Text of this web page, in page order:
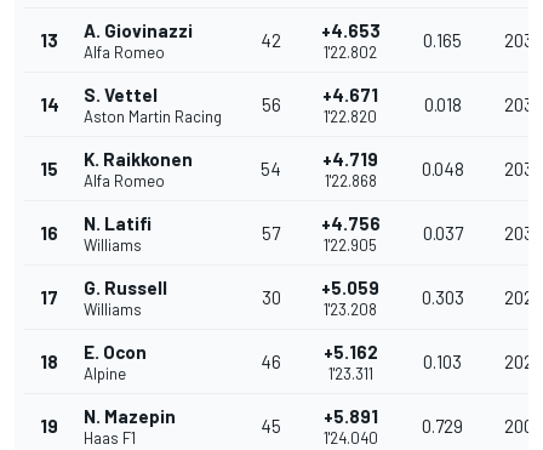
13 A. Giovinazzi
Alfa Romeo
42 +4.653
1'22.802
0.165
14 S. Vettel
Aston Martin Racing
56 +4.671
1'22.820
0.018
15 K. Raikkonen
Alfa Romeo
54 +4.719
1'22.868
0.048
16 N. Latifi
Williams
57 +4.756
1'22.905
0.037
17 G. Russell
Williams
30 +5.059
1'23.208
0.303
18 E. Ocon
Alpine
46 +5.162
1'23.311
0.103
19 N. Mazepin
Haas F1
45 +5.891
1'24.040
0.729